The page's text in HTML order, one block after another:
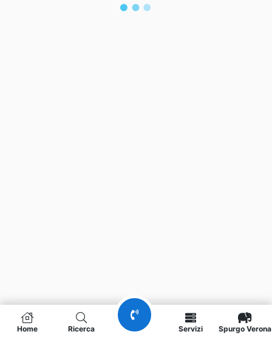
Home Ricerca Servizi Spurgo Verona